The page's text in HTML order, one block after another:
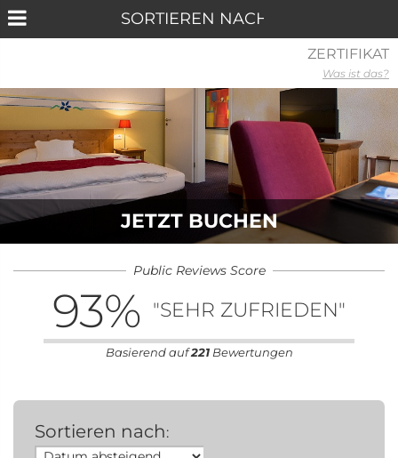
JETZT BUCHEN
Public Reviews Score
93% "SEHR ZUFRIEDEN"
Basierend auf221Bewertungen
Sortieren nach:
ZERTIFIKAT
Was ist das?